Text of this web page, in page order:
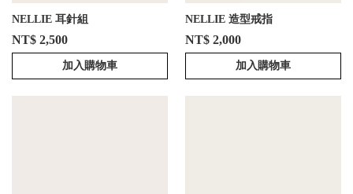
NELLIE 耳針組
NT$ 2,500
加入購物車
NELLIE 造型戒指
NT$ 2,000
加入購物車